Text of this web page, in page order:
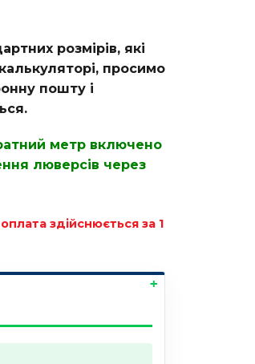
розмірів, які
просимо
пошту і
метр включено
люверсів через
оплата здійснюється за 1